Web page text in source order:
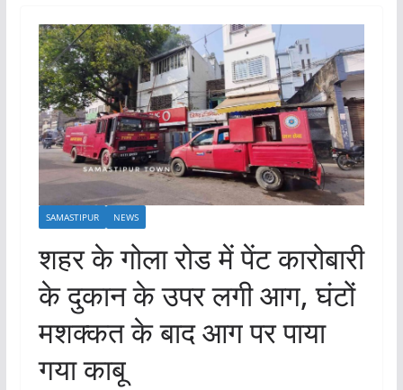
SAMASTIPUR NEWS
शहर के गोला रोड में पेंट कारोबारी
के दुकान के उपर लगी आग, घंटों
मशक्कत के बाद आग पर पाया
गया काबू